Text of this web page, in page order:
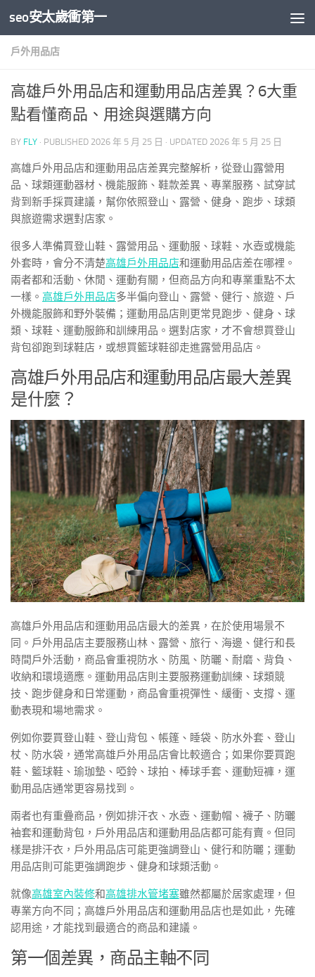
Skip to content
seo安太歲衝第一
戶外用品店
高雄戶外用品店和運動用品店差異？6大重
點看懂商品、用途與選購方向
BY FLY · PUBLISHED 2026 年 5 月 25 日 · UPDATED 2026 年 5 月 25 日
高雄戶外用品店和運動用品店差異完整解析，從登山露營用
品、球類運動器材、機能服飾、鞋款差異、專業服務、試穿試
背到新手採買建議，幫你依照登山、露營、健身、跑步、球類
與旅遊需求選對店家。
很多人準備買登山鞋、露營用品、運動服、球鞋、水壺或機能
外套時，會分不清楚高雄戶外用品店和運動用品店差在哪裡。
兩者都和活動、休閒、運動有關，但商品方向和專業重點不太
一樣。 高雄戶外用品店多半偏向登山、露營、健行、旅遊、戶
外機能服飾和野外裝備；運動用品店則更常見跑步、健身、球
類、球鞋、運動服飾和訓練用品。選對店家，才不會想買登山
背包卻跑到球鞋店，或想買籃球鞋卻走進露營用品店。
高雄戶外用品店和運動用品店最大差異
是什麼？
高雄戶外用品店和運動用品店最大的差異，在於使用場景不
同。戶外用品店主要服務山林、露營、旅行、海邊、健行和長
時間戶外活動，商品會重視防水、防風、防曬、耐磨、背負、
收納和環境適應。運動用品店則主要服務運動訓練、球類競
技、跑步健身和日常運動，商品會重視彈性、緩衝、支撐、運
動表現和場地需求。
例如你要買登山鞋、登山背包、帳篷、睡袋、防水外套、登山
杖、防水袋，通常高雄戶外用品店會比較適合；如果你要買跑
鞋、籃球鞋、瑜珈墊、啞鈴、球拍、棒球手套、運動短褲，運
動用品店通常更容易找到。
兩者也有重疊商品，例如排汗衣、水壺、運動帽、襪子、防曬
袖套和運動背包，戶外用品店和運動用品店都可能有賣。但同
樣是排汗衣，戶外用品店可能更強調登山、健行和防曬；運動
用品店則可能更強調跑步、健身和球類活動。
就像高雄室內裝修和高雄排水管堵塞雖然都屬於居家處理，但
專業方向不同；高雄戶外用品店和運動用品店也是如此，先確
認用途，才能找到最適合的商品和建議。
第一個差異，商品主軸不同